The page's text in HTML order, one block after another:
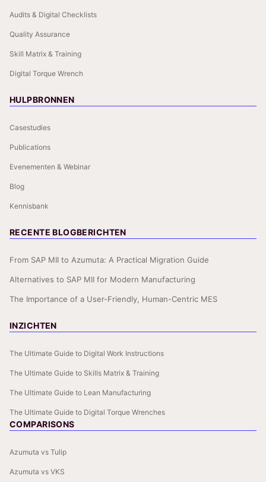
Audits & Digital Checklists
Quality Assurance
Skill Matrix & Training
Digital Torque Wrench
HULPBRONNEN
Casestudies
Publications
Evenementen & Webinar
Blog
Kennisbank
RECENTE BLOGBERICHTEN
From SAP MII to Azumuta: A Practical Migration Guide
Alternatives to SAP MII for Modern Manufacturing
The Importance of a User-Friendly, Human-Centric MES
INZICHTEN
The Ultimate Guide to Digital Work Instructions
The Ultimate Guide to Skills Matrix & Training
The Ultimate Guide to Lean Manufacturing
The Ultimate Guide to Digital Torque Wrenches
COMPARISONS
Azumuta vs Tulip
Azumuta vs VKS